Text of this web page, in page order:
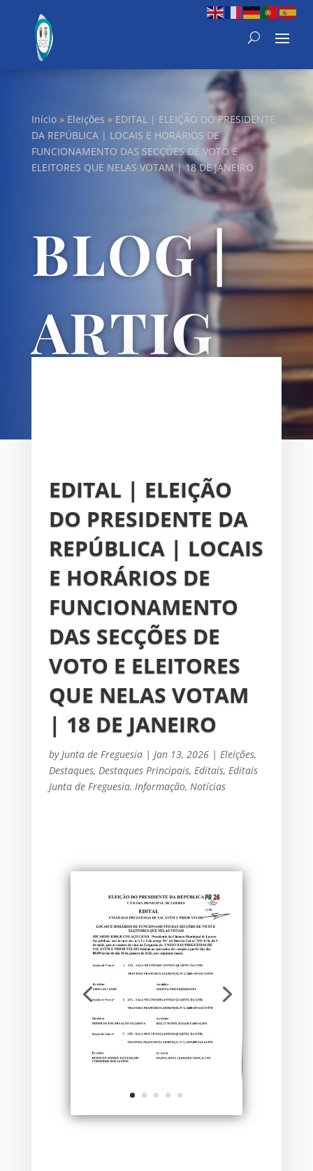
Início» Eleições » EDITAL | ELEIÇÃO DO PRESIDENTE
DA REPÚBLICA | LOCAIS E HORÁRIOS DE
FUNCIONAMENTO DAS SECÇÕES DE VOTO E
ELEITORES QUE NELAS VOTAM | 18 DE JANEIRO
BLOG |
ARTIG
EDITAL | ELEIÇÃO
DO PRESIDENTE DA
REPÚBLICA | LOCAIS
E HORÁRIOS DE
FUNCIONAMENTO
DAS SECÇÕES DE
VOTO E ELEITORES
QUE NELAS VOTAM
| 18 DE JANEIRO
by Junta de Freguesia| Jan 13, 2026| Eleições,
Destaques, Destaques Principais, Editais, Editais
Junta de Freguesia, Informação, Notícias